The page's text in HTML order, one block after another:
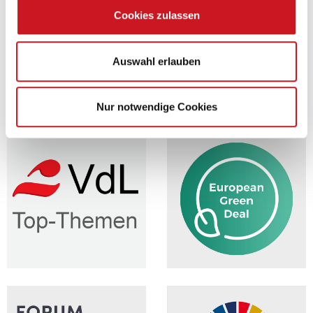
Cookies zulassen
Auswahl erlauben
Nur notwendige Cookies